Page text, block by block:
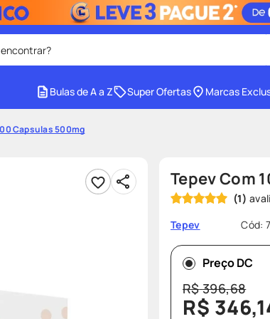
8º
protetor solar
Bulas de A a Z Super Ofertas Marcas
Capsulas 500mg
Tepev Com
(1)
Tepev
Cód:
Preço DC
R$396,68
R$ 346,